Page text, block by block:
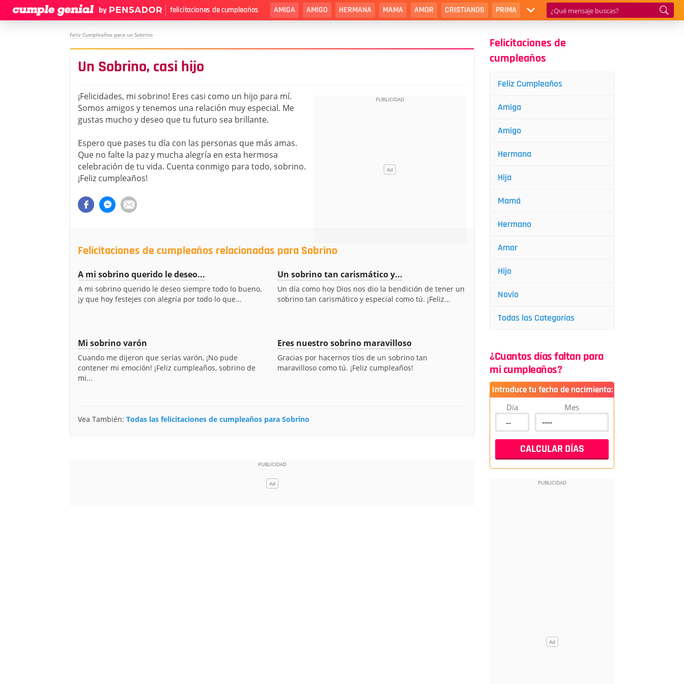
felicitaciones de cumpleaños AMIGA AMIGO HERMANA MAMA AMOR CRISTIANOS PRIMA
Feliz Cumpleaños para un Sobrino
Un Sobrino, casi hijo
¡Felicidades, mi sobrino! Eres casi como un hijo para mí.
Somos amigos y tenemos una relación muy especial. Me
gustas mucho y deseo que tu futuro sea brillante.
Espero que pases tu día con las personas que más amas.
Que no falte la paz y mucha alegría en esta hermosa
celebración de tu vida. Cuenta conmigo para todo, sobrino.
¡Feliz cumpleaños!
Felicitaciones de cumpleaños relacionadas para Sobrino
A mi sobrino querido le deseo...
A mi sobrino querido le deseo siempre todo lo bueno,
¡y que hoy festejes con alegría por todo lo que...
Un sobrino tan carismático y...
Un día como hoy Dios nos dio la bendición de tener un
sobrino tan carismático y especial como tú. ¡Feliz...
Mi sobrino varón
Cuando me dijeron que serías varón, ¡No pude
contener mi emoción! ¡Feliz cumpleaños, sobrino de
mi...
Eres nuestro sobrino maravilloso
Gracias por hacernos tíos de un sobrino tan
maravilloso como tú. ¡Feliz cumpleaños!
Vea También: Todas las felicitaciones de cumpleaños para Sobrino
Felicitaciones de
cumpleaños
Feliz Cumpleaños
Amiga
Amigo
Hermana
Hija
Mamá
Hermano
Amor
Hijo
Novio
Todas las Categorías
¿Cuantos días faltan para
mi cumpleaños?
Introduce tu fecha de nacimiento:
Día Mes